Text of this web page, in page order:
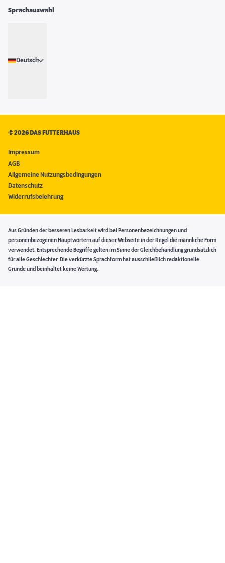
Sprachauswahl
Deutsch
©2026 DAS FUTTERHAUS
Impressum
AGB
Allgemeine Nutzungsbedingungen
Datenschutz
Widerrufsbelehrung
Aus Gründen der besseren Lesbarkeit wird bei Personenbezeichnungen und
personenbezogenen Hauptwörtern auf dieser Webseite in der Regel die männliche Form
verwendet. Entsprechende Begriffe gelten im Sinne der Gleichbehandlung grundsätzlich
für alle Geschlechter. Die verkürzte Sprachform hat ausschließlich redaktionelle
Gründe und beinhaltet keine Wertung.